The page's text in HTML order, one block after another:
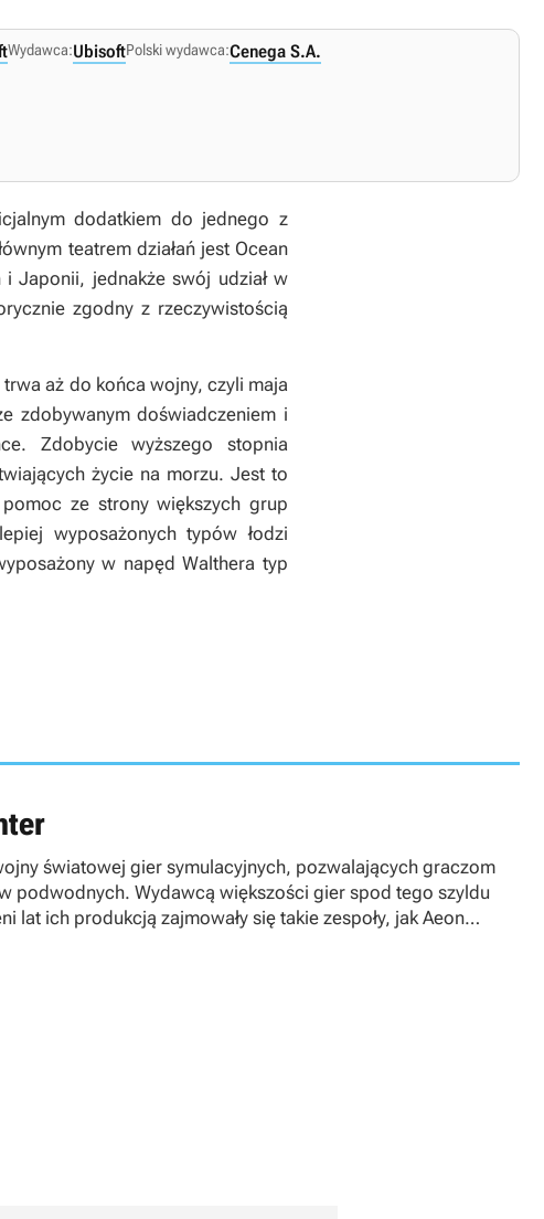
Wydawca:UbisoftPolski wydawca:Cenega S.A.
dodatkiem do jednego z
teatrem działań jest Ocean
Japonii, jednakże swój udział w
zgodny z rzeczywistością
aż do końca wojny, czyli maja
zdobywanym doświadczeniem i
Zdobycie wyższego stopnia
życie na morzu. Jest to
ze strony większych grup
wyposażonych typów łodzi
w napęd Walthera typ
światowej gier symulacyjnych, pozwalających graczom
podwodnych. Wydawcą większości gier spod tego szyldu
lat ich produkcją zajmowały się takie zespoły, jak Aeon